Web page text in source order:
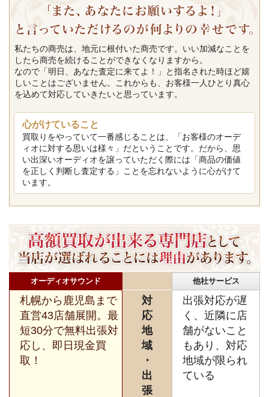
私たちの商売は、地元に根付いた商売です。いい加減なことを
したら商売を続けることができなくなりますから。
なので「明日、あなた査定に来てよ！」と指名された時ほど嬉
しいことはございません。これからも、お客様一人ひとり真心
を込めて対応していきたいと思っています。
心がけていること
買取りをやっていて一番感じることは、「お客様のオーデ
ィオに対する思いは様々」だということです。だから、思
い出深いオーディオを譲っていただく際には「商品の価値
を正しく判断し査定する」ことを忘れないように心がけて
います。
オーディオサウンド 他社サービス
札幌から鹿児島まで
直営43店舗展開。最
短30分で無料出張対
応し、即日現金買
取！
対
応
地
域
・
出
張
出張対応が遅
く、近隣に店
舗がないこと
もあり、対応
地域が限られ
ている